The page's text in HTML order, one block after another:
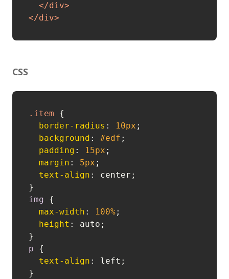
</div>
</div>
CSS
.item {
border-radius : 10px ;
background : #edf ;
padding : 15px ;
margin : 5px ;
text-align : center;
img {
max-width : 100%;
height : auto;
p {
text-align : left;
}